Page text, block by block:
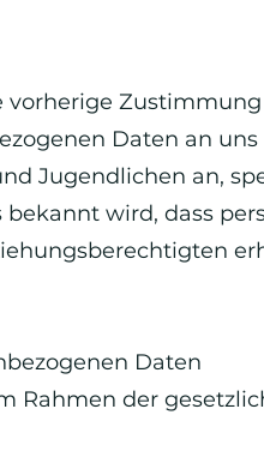
vorherige
Daten an
Jugendlichen an,
wird, dass
Daten
Rahmen der